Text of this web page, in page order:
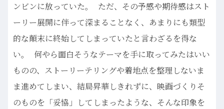
ンビンに放っていた。 ただ、その予感や期待感はスト
ーリー展開に伴って深まることなく、あまりにも類型
的な顛末に終始してしまっていたと言わざるを得な
い。 何やら面白そうなテーマを手に取ってみたはいい
ものの、ストーリーテリングや着地点を整理しないま
ま進めてしまい、結局昇華しきれずに、映画づくりそ
のものを「妥協」してしまったような、そんな印象を